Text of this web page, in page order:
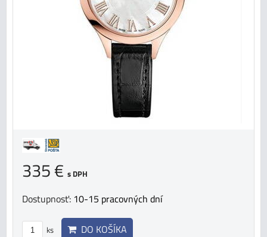
335 € s DPH
Dostupnosť: 10-15 pracovných dní
ks DO KOŠÍKA